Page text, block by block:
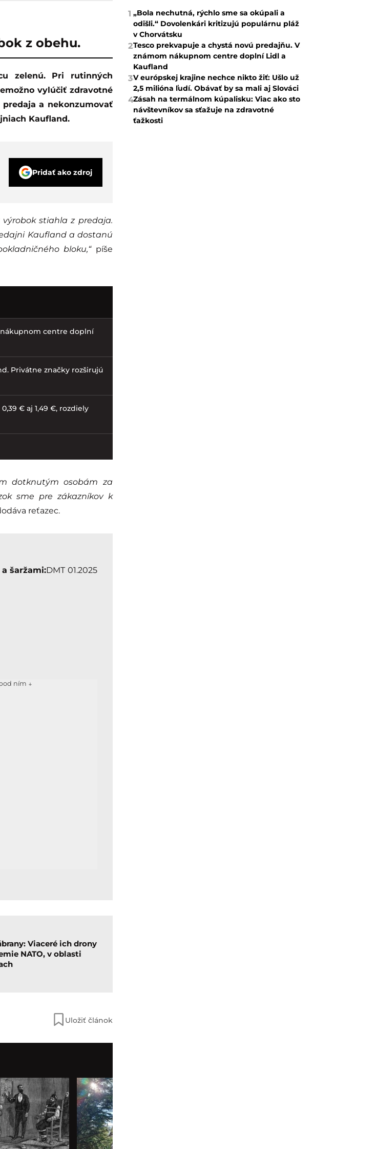
z obehu.
vylúčiť zdravotné
a nekonzumovať
Kaufland.
Pridať ako zdroj
stiahla z predaja.
Kaufland a dostanú
bloku,“ píše
nákupnom centre doplní
Privátne značky rozširujú
€ aj 1,49 €, rozdiely
dotknutým osobám za
sme pre zákazníkov k
reťazec.
šaržami:DMT 01.2025
ním ↓
Viaceré ich drony
NATO, v oblasti
Uložiť článok
1 „Bola nechutná, rýchlo sme sa okúpali a
odišli.“ Dovolenkári kritizujú populárnu pláž
v Chorvátsku
2Tesco prekvapuje a chystá novú predajňu. V
známom nákupnom centre doplní Lidl a
Kaufland
3V európskej krajine nechce nikto žiť: Ušlo už
2,5 milióna ľudí. Obávať by sa mali aj Slováci
4Zásah na termálnom kúpalisku: Viac ako sto
návštevníkov sa sťažuje na zdravotné
ťažkosti